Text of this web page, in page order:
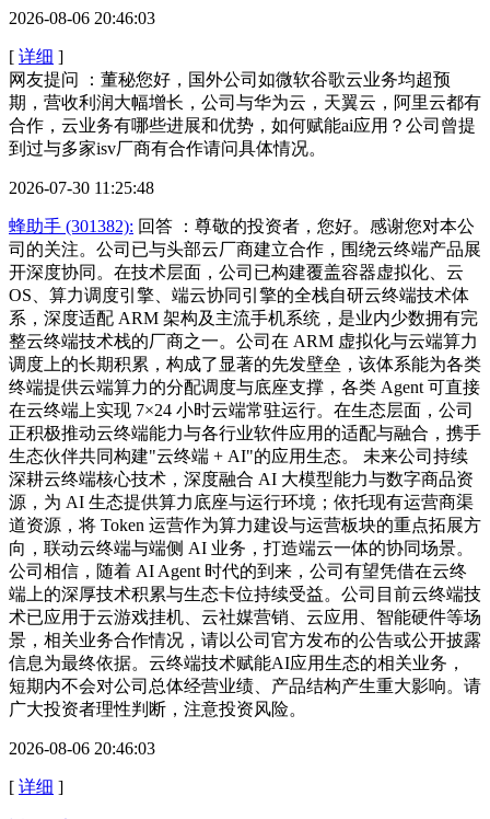
2026-08-06 20:46:03
[ 详细 ]
网友提问 ：董秘您好，国外公司如微软谷歌云业务均超预
期，营收利润大幅增长，公司与华为云，天翼云，阿里云都有
合作，云业务有哪些进展和优势，如何赋能ai应用？公司曾提
到过与多家isv厂商有合作请问具体情况。
2026-07-30 11:25:48
蜂助手 (301382): 回答 ：尊敬的投资者，您好。感谢您对本公
司的关注。公司已与头部云厂商建立合作，围绕云终端产品展
开深度协同。在技术层面，公司已构建覆盖容器虚拟化、云
OS、算力调度引擎、端云协同引擎的全栈自研云终端技术体
系，深度适配 ARM 架构及主流手机系统，是业内少数拥有完
整云终端技术栈的厂商之一。公司在 ARM 虚拟化与云端算力
调度上的长期积累，构成了显著的先发壁垒，该体系能为各类
终端提供云端算力的分配调度与底座支撑，各类 Agent 可直接
在云终端上实现 7×24 小时云端常驻运行。在生态层面，公司
正积极推动云终端能力与各行业软件应用的适配与融合，携手
生态伙伴共同构建"云终端 + AI"的应用生态。 未来公司持续
深耕云终端核心技术，深度融合 AI 大模型能力与数字商品资
源，为 AI 生态提供算力底座与运行环境；依托现有运营商渠
道资源，将 Token 运营作为算力建设与运营板块的重点拓展方
向，联动云终端与端侧 AI 业务，打造端云一体的协同场景。
公司相信，随着 AI Agent 时代的到来，公司有望凭借在云终
端上的深厚技术积累与生态卡位持续受益。公司目前云终端技
术已应用于云游戏挂机、云社媒营销、云应用、智能硬件等场
景，相关业务合作情况，请以公司官方发布的公告或公开披露
信息为最终依据。云终端技术赋能AI应用生态的相关业务，
短期内不会对公司总体经营业绩、产品结构产生重大影响。请
广大投资者理性判断，注意投资风险。
2026-08-06 20:46:03
[ 详细 ]